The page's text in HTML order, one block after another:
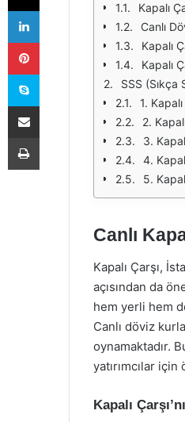
Kapalı
Canlı
Kapalı
Kapalı
SSS (Sıkça
1.
2.
3.
4.
5.
Canlı
Kapalı Çarşı,
açısından da
hem yerli hem
Canlı döviz
oynamaktadır.
yatırımcılar
Kapalı
LinkedIn
Pinterest
Skype
E-Posta ile paylaş